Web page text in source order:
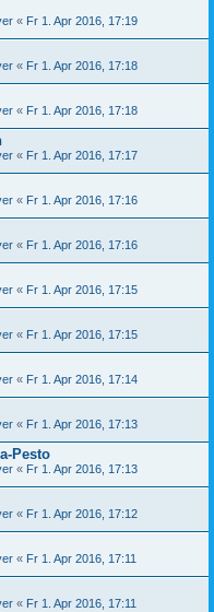
« Fr 1. Apr 2016, 17:19
« Fr 1. Apr 2016, 17:18
« Fr 1. Apr 2016, 17:18
« Fr 1. Apr 2016, 17:17
« Fr 1. Apr 2016, 17:16
« Fr 1. Apr 2016, 17:16
« Fr 1. Apr 2016, 17:15
« Fr 1. Apr 2016, 17:15
« Fr 1. Apr 2016, 17:14
« Fr 1. Apr 2016, 17:13
Pesto
« Fr 1. Apr 2016, 17:13
« Fr 1. Apr 2016, 17:12
« Fr 1. Apr 2016, 17:11
« Fr 1. Apr 2016, 17:11